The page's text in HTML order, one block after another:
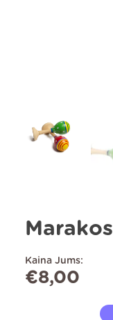
Marakos
Kaina Jums:
€8,00